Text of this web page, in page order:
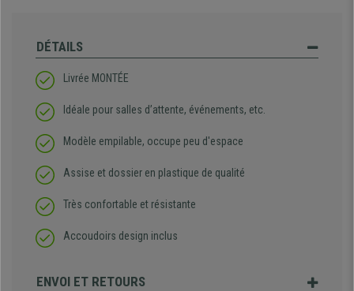
DÉTAILS
Livrée MONTÉE
Idéale pour salles d’attente, événements, etc.
Modèle empilable, occupe peu d'espace
Assise et dossier en plastique de qualité
Très confortable et résistante
Accoudoirs design inclus
ENVOI ET RETOURS